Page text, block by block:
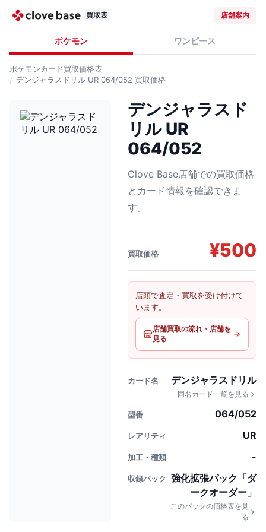
買取表 店舗案内
ポケモン ワンピース
ポケモンカード買取価格表
デンジャラスドリル UR 064/052 買取価格
デンジャラスド
リル UR
064/052
Clove Base店舗での買取価格
とカード情報を確認できま
す。
買取価格 ¥500
店頭で査定・買取を受け付けて
います。
店舗買取の流れ・店舗を
見る
カード名 デンジャラスドリル
同名カード一覧を見る
型番 064/052
レアリティ UR
加工・種類 -
収録パック
強化拡張パック「ダ
ークオーダー」
このパックの価格表を見
る